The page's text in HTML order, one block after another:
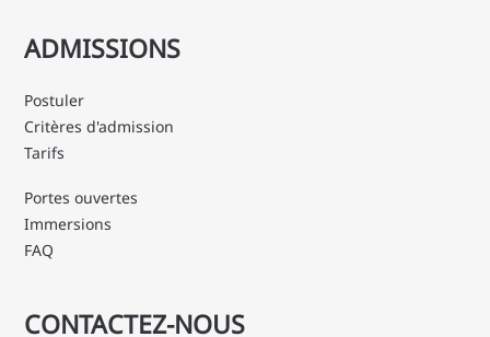
ADMISSIONS
Postuler
Critères d'admission
Tarifs
Portes ouvertes
Immersions
FAQ
CONTACTEZ-NOUS